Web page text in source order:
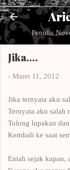
Penulis
Jika....
- Maret 11, 2012
Jika ternyata aku
Ternyata aku salah
Tolong lupakan
Kembali ke saat
Entah sejak kapan,